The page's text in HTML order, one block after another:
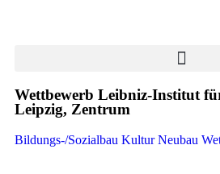
Wettbewerb Leibniz-Institut
Leipzig, Zentrum
Bildungs-/Sozialbau Kultur Neubau